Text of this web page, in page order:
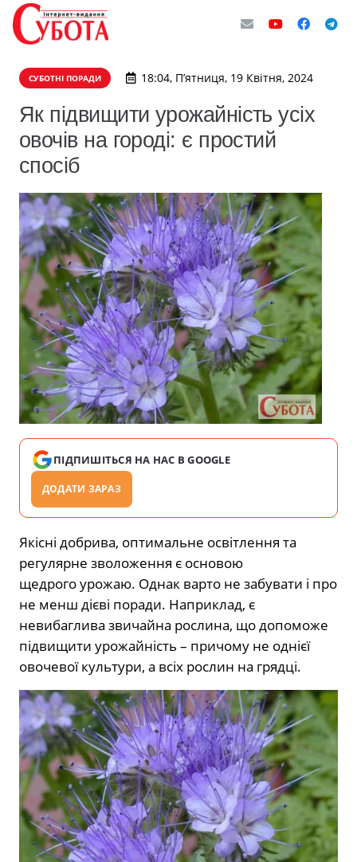
СУБОТНІ ПОРАДИ 18:04, П’ятниця, 19 Квітня, 2024
Як підвищити урожайність усіх
овочів на городі: є простий
спосіб
ПІДПИШІТЬСЯ НА НАС В GOOGLE
ДОДАТИ ЗАРАЗ
Якісні добрива, оптимальне освітлення та
регулярне зволоження є основою
щедрого урожаю. Однак варто не забувати і про
не менш дієві поради. Наприклад, є
невибаглива звичайна рослина, що допоможе
підвищити урожайність – причому не однієї
овочевої культури, а всіх рослин на грядці.